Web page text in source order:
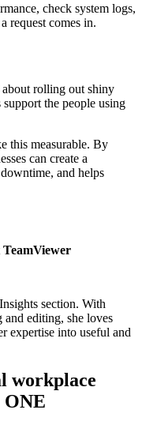
check system logs,
request comes in.
about rolling out shiny
the people using
this measurable. By
can create a
and helps
TeamViewer
section. With
editing, she loves
expertise into useful and
workplace
ONE